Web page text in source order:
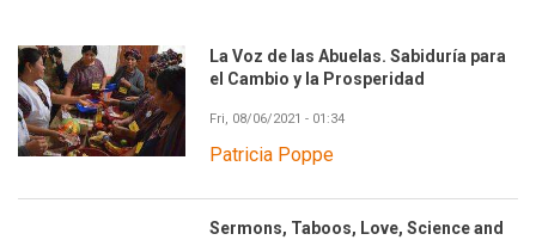
La Voz de las Abuelas. Sabiduría para
el Cambio y la Prosperidad
Fri, 08/06/2021 - 01:34
Patricia Poppe
Sermons, Taboos, Love, Science and